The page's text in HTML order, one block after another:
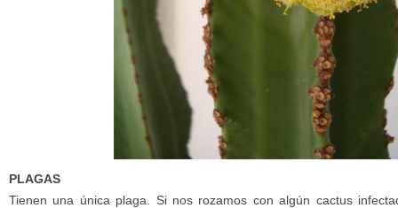
PLAGAS
Tienen una única plaga. Si nos rozamos con algún cactus